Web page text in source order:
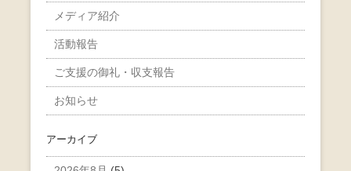
メディア紹介
活動報告
ご支援の御礼・収支報告
お知らせ
アーカイブ